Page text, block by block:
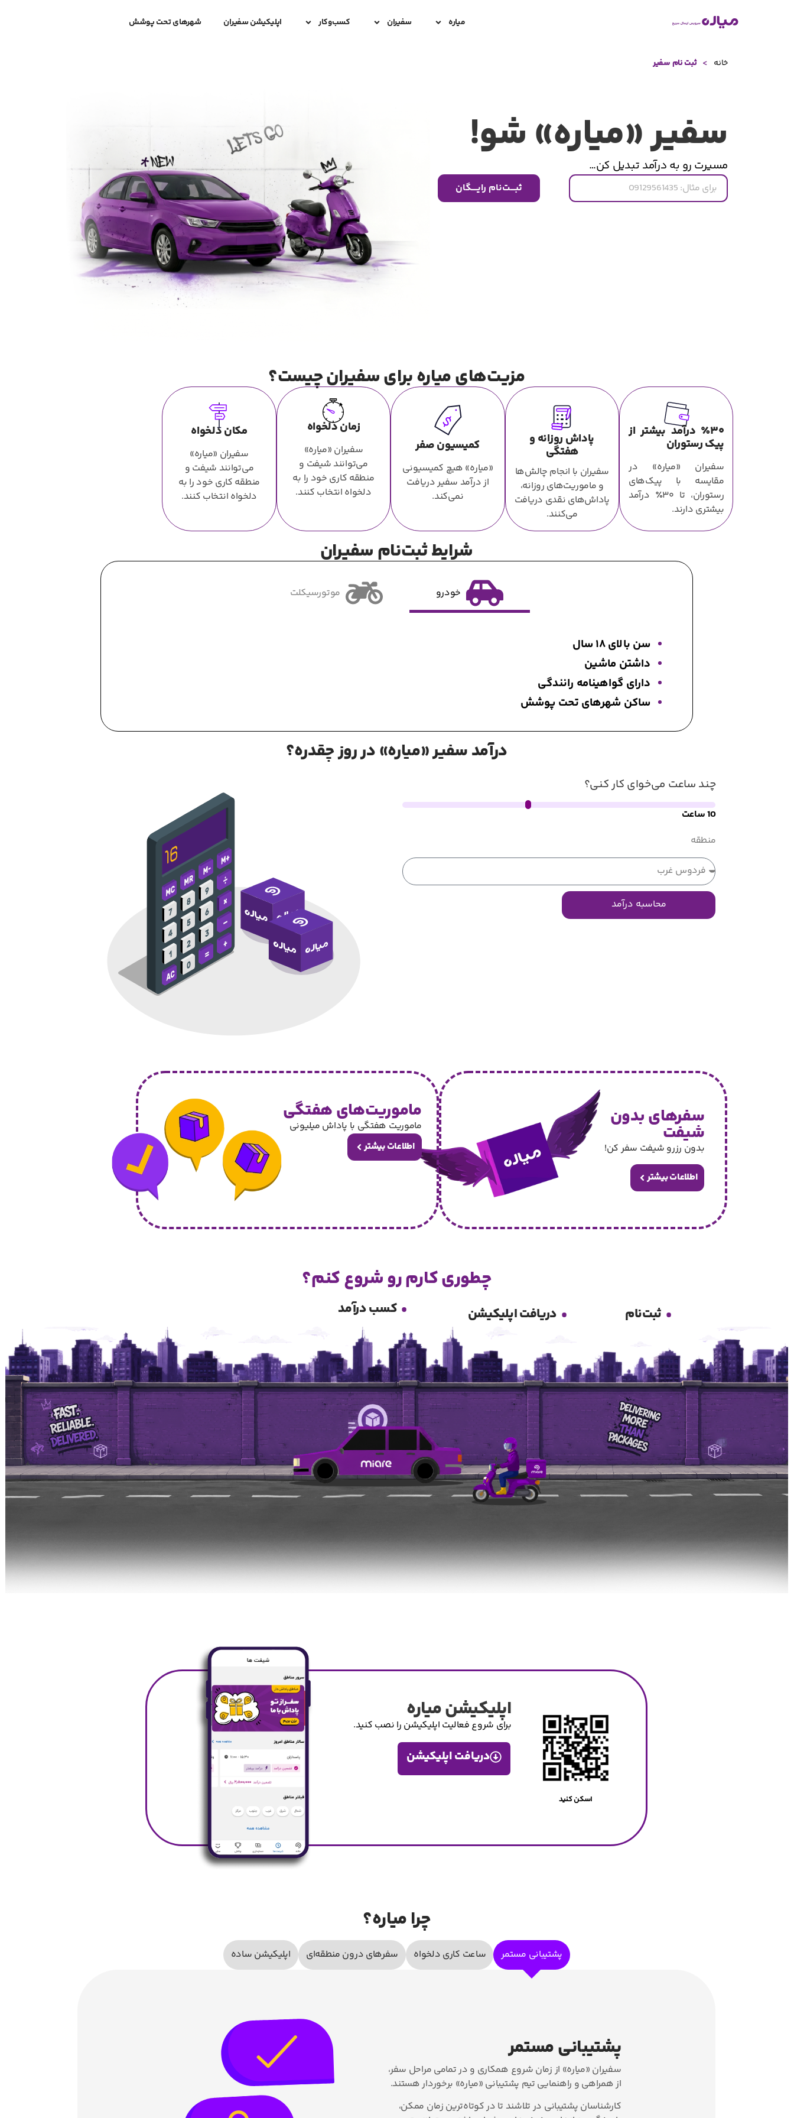
میاره سفیران کسب‌و‌کار اپلیکیشن سفیران شهرهای تحت پوشش
خانه > ثبت نام سفیر
سفير «میاره» شو!
مسیرت رو به درآمد تبدیل کن…
ثبــــت‌نام رایـــــگان
مزیت‌های میاره برای سفیران چیست؟
٪۳۰ درآمد بیشتر از
پیک رستوران
سفیران «میاره» در
مقایسه با پیک‌های
رستوران، تا ۳۰٪ درآمد
بیشتری دارند.
پاداش روزانه و
هفتگی
سفیران با انجام چالش‌ها
و ماموریت‌های روزانه،
پاداش‌های نقدی دریافت
می‌کنند.
کمیسیون صفر
«میاره» هیچ کمیسیونی
از درآمد سفیر دریافت
نمی‌کند.
زمان دلخواه
سفیران «میاره»
می‌توانند شیفت و
منطقه کاری خود را به
دلخواه انتخاب کنند.
مکان دلخواه
سفیران «میاره»
می‌توانند شیفت و
منطقه کاری خود را به
دلخواه انتخاب کنند.
شرایط ثبت‌نام سفیران
خودرو موتورسیکلت
سن بالای ۱۸ سال
داشتن ماشین
دارای گواهینامه رانندگی
ساکن شهرهای تحت پوشش
درآمد سفیر «میاره» در روز چقدره؟
چند ساعت می‌خوای کار کنی؟
10ساعت
منطقه
محاسبه درآمد
سفرهای بدون
شیفت
بدون رزرو شیفت سفر کن!
اطلاعات بیشتر
ماموریت‌های هفتگی
ماموریت هفتگی با پاداش میلیونی
اطلاعات بیشتر
چطوری کارم رو شروع کنم؟
. ثبت‌نام . دریافت اپلیکیشن . کسب درآمد
اسکن کنید
اپلیکیشن میاره
برای شروع فعالیت اپلیکیشن را نصب کنید.
دریافت اپلیکیشن
چرا میاره؟
پشتیبانی مستمر ساعت کاری دلخواه سفرهای درون منطقه‌ای اپلیکیشن ساده
پشتیبانی مستمر
سفیران «میاره» از زمان شروع همکاری و در تمامی مراحل سفر،
از همراهی و راهنمایی تیم پشتیبانی «میاره» برخوردار هستند.
کارشناسان پشتیبانی در تلاشند تا در کوتاه‌ترین زمان ممکن،